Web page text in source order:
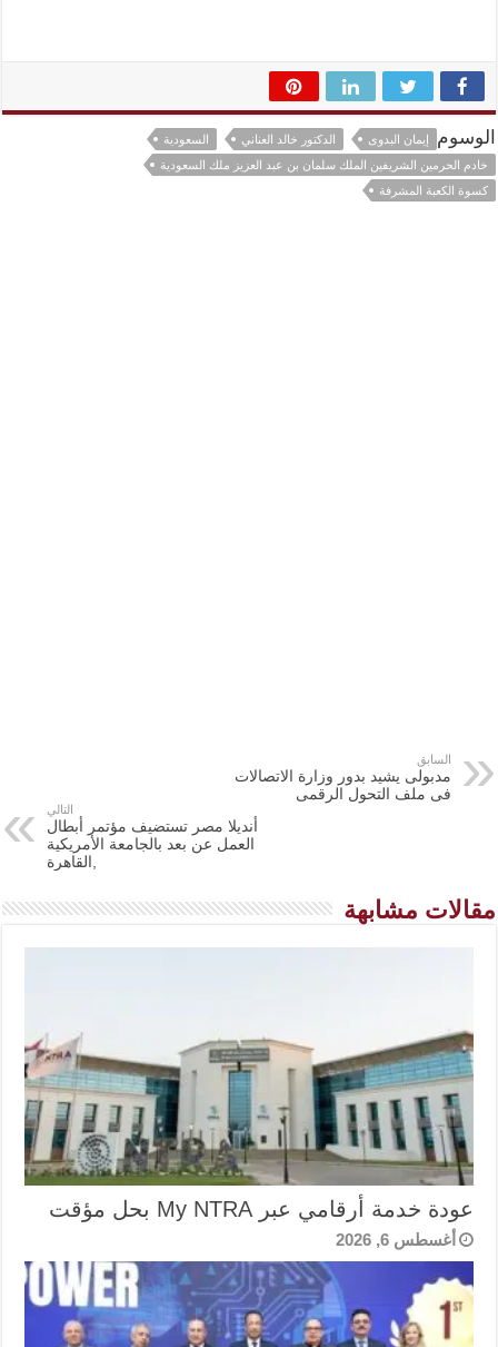
الوسوم إيمان البدوى الدكتور خالد العناني
السعودية
خادم الحرمين الشريفين الملك سلمان بن عبد العزيز ملك السعودية
كسوة الكعبة المشرفة
السابق
مدبولى يشيد بدور وزارة الاتصالات
فى ملف التحول الرقمى
التالي
أنديلا مصر تستضيف مؤتمر أبطال
العمل عن بعد بالجامعة الأمريكية
,القاهرة
مقالات مشابهة
عودة خدمة أرقامي عبر My NTRA بحل مؤقت
أغسطس 6, 2026